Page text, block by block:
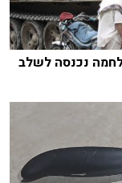
נכנסה לשלב